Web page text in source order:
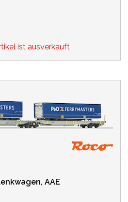
ist ausverkauft
AAE